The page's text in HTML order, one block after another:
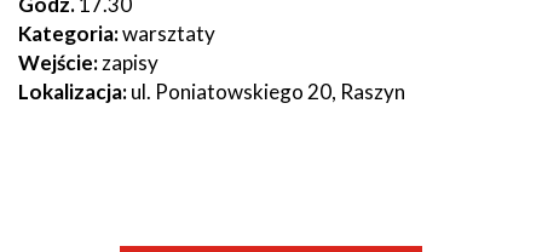
Kategoria:warsztaty
Wejście:zapisy
Lokalizacja:ul. Poniatowskiego 20, Raszyn